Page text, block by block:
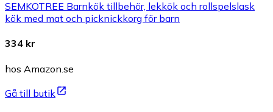
SEMKOTREE Barnkök tillbehör, lekkök och rollspelslask
kök med mat och picknickkorg för barn
334 kr
hos Amazon.se
Gå till butik